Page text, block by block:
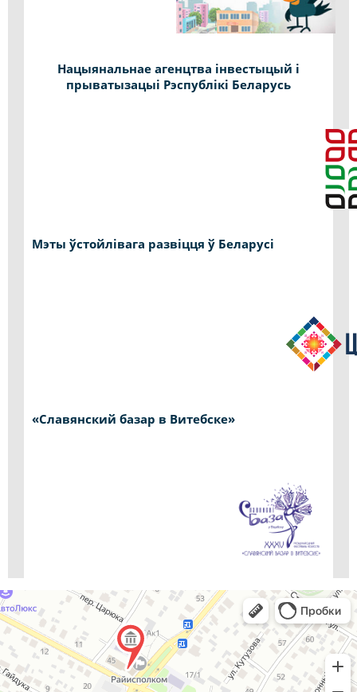
Нацыянальнае агенцтва інвестыцый і
прыватызацыі Рэспублікі Беларусь
Мэты ўстойлівага развіцця ў Беларусі
«Славянский базар в Витебске»